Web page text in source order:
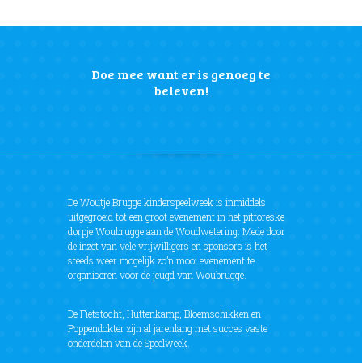
Doe mee want er is genoeg te
beleven!
De Woutje Brugge kinderspeelweek is inmiddels
uitgegroeid tot een groot evenement in het pittoreske
dorpje Woubrugge aan de Woudwetering. Mede door
de inzet van vele vrijwilligers en sponsors is het
steeds weer mogelijk zo’n mooi evenement te
organiseren voor de jeugd van Woubrugge.
De Fietstocht, Huttenkamp, Bloemschikken en
Poppendokter zijn al jarenlang met succes vaste
onderdelen van de Speelweek.